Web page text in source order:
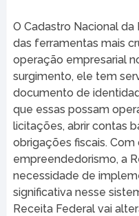
O Cadastro Nacional da
das ferramentas mais
operação empresarial
surgimento, ele tem
documento de
que essas possam
licitações, abrir contas
obrigações fiscais.
empreendedorismo, a
necessidade de
significativa nesse
Receita Federal vai